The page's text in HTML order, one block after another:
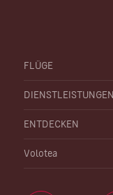
FLÜGE
DIENSTLEISTUNGEN
ENTDECKEN
Volotea